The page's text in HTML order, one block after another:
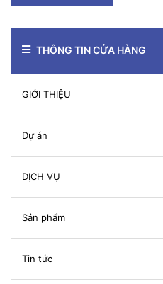
THÔNG TIN CỬA HÀNG
GIỚI THIỆU
Dự án
DỊCH VỤ
Sản phẩm
Tin tức